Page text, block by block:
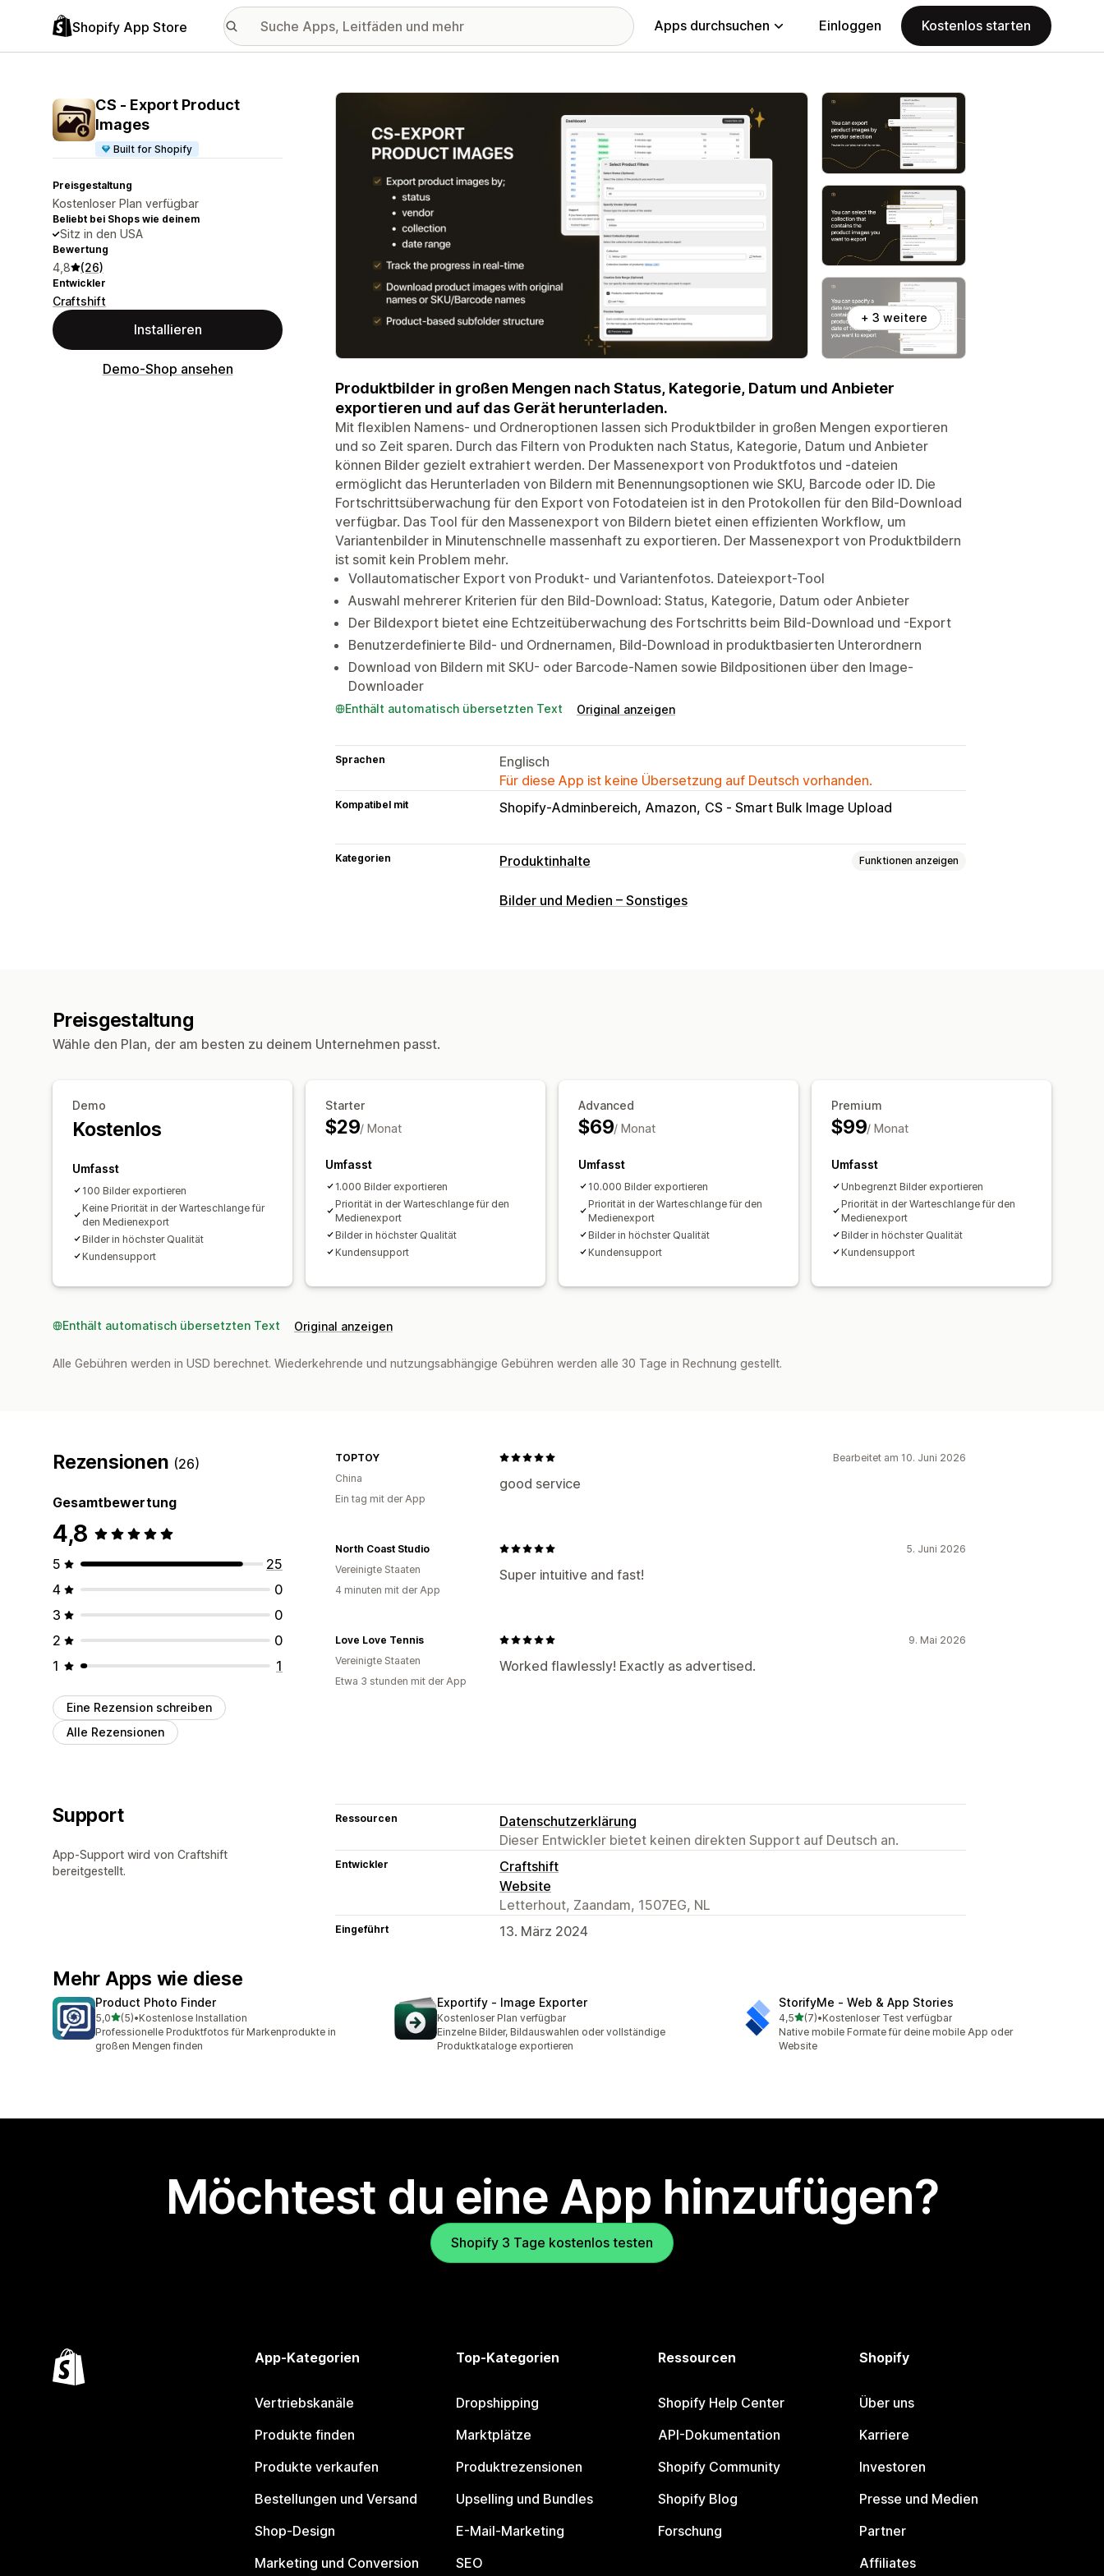
Shopify App Store Apps durchsuchen Einloggen Kostenlos starten
CS ‑ Export Product
Images
Built for Shopify
Preisgestaltung
Kostenloser Plan verfügbar
Beliebt bei Shops wie deinem
Sitz in den USA
Bewertung
4,8 (26)
Entwickler
Craftshift
Installieren
Demo-Shop ansehen
Vorgestellte Bildergalerie
+ 3 weitere
Produktbilder in großen Mengen nach Status, Kategorie, Datum und Anbieter
exportieren und auf das Gerät herunterladen.
Mit flexiblen Namens- und Ordneroptionen lassen sich Produktbilder in großen Mengen exportieren
und so Zeit sparen. Durch das Filtern von Produkten nach Status, Kategorie, Datum und Anbieter
können Bilder gezielt extrahiert werden. Der Massenexport von Produktfotos und -dateien
ermöglicht das Herunterladen von Bildern mit Benennungsoptionen wie SKU, Barcode oder ID. Die
Fortschrittsüberwachung für den Export von Fotodateien ist in den Protokollen für den Bild-Download
verfügbar. Das Tool für den Massenexport von Bildern bietet einen effizienten Workflow, um
Variantenbilder in Minutenschnelle massenhaft zu exportieren. Der Massenexport von Produktbildern
ist somit kein Problem mehr.
Vollautomatischer Export von Produkt- und Variantenfotos. Dateiexport-Tool
Auswahl mehrerer Kriterien für den Bild-Download: Status, Kategorie, Datum oder Anbieter
Der Bildexport bietet eine Echtzeitüberwachung des Fortschritts beim Bild-Download und -Export
Benutzerdefinierte Bild- und Ordnernamen, Bild-Download in produktbasierten Unterordnern
Download von Bildern mit SKU- oder Barcode-Namen sowie Bildpositionen über den Image-
Downloader
Enthält automatisch übersetzten Text Original anzeigen
Sprachen
Englisch
Für diese App ist keine Übersetzung auf Deutsch vorhanden.
Kompatibel mit Shopify-Adminbereich Amazon CS ‑ Smart Bulk Image Upload
Kategorien Produktinhalte Funktionen anzeigen
Inhaltsarten
Bilder und Medien – Sonstiges
Preisgestaltung
Wähle den Plan, der am besten zu deinem Unternehmen passt.
Demo
Kostenlos
Umfasst
100 Bilder exportieren
Keine Priorität in der Warteschlange für
den Medienexport
Bilder in höchster Qualität
Kundensupport
Starter
$29/ Monat
Umfasst
1.000 Bilder exportieren
Priorität in der Warteschlange für den
Medienexport
Bilder in höchster Qualität
Kundensupport
Advanced
$69/ Monat
Umfasst
10.000 Bilder exportieren
Priorität in der Warteschlange für den
Medienexport
Bilder in höchster Qualität
Kundensupport
Premium
$99/ Monat
Umfasst
Unbegrenzt Bilder exportieren
Priorität in der Warteschlange für den
Medienexport
Bilder in höchster Qualität
Kundensupport
Enthält automatisch übersetzten Text Original anzeigen
Alle Gebühren werden in USD berechnet. Wiederkehrende und nutzungsabhängige Gebühren werden alle 30 Tage in Rechnung gestellt.
Rezensionen (26)
Gesamtbewertung
4,8
5
25
4
0
3
0
2
0
1
1
Eine Rezension schreiben
Alle Rezensionen
Bearbeitet am 10. Juni 2026
good service
TOPTOY
China
Ein tag mit der App
5. Juni 2026
Super intuitive and fast!
North Coast Studio
Vereinigte Staaten
4 minuten mit der App
9. Mai 2026
Worked flawlessly! Exactly as advertised.
Love Love Tennis
Vereinigte Staaten
Etwa 3 stunden mit der App
Support
App-Support wird von Craftshift
bereitgestellt.
Ressourcen
Datenschutzerklärung
Dieser Entwickler bietet keinen direkten Support auf Deutsch an.
Entwickler
Craftshift
Website
Letterhout, Zaandam, 1507EG, NL
Eingeführt 13. März 2024
Mehr Apps wie diese
Product Photo Finder
5,0von 5 Sternen
(5)
5 Rezensionen insgesamt
•Kostenlose Installation
Professionelle Produktfotos für Markenprodukte in
großen Mengen finden
Exportify ‑ Image Exporter
Kostenloser Plan verfügbar
Einzelne Bilder, Bildauswahlen oder vollständige
Produktkataloge exportieren
StorifyMe ‑ Web & App Stories
4,5von 5 Sternen
(7)
7 Rezensionen insgesamt
•Kostenloser Test verfügbar
Native mobile Formate für deine mobile App oder
Website
Möchtest du eine App hinzufügen?
Shopify 3 Tage kostenlos testen
App-Kategorien
Vertriebskanäle
Produkte finden
Produkte verkaufen
Bestellungen und Versand
Shop-Design
Marketing und Conversion
Top-Kategorien
Dropshipping
Marktplätze
Produktrezensionen
Upselling und Bundles
E-Mail-Marketing
SEO
Ressourcen
Shopify Help Center
API-Dokumentation
Shopify Community
Shopify Blog
Forschung
Shopify
Über uns
Karriere
Investoren
Presse und Medien
Partner
Affiliates